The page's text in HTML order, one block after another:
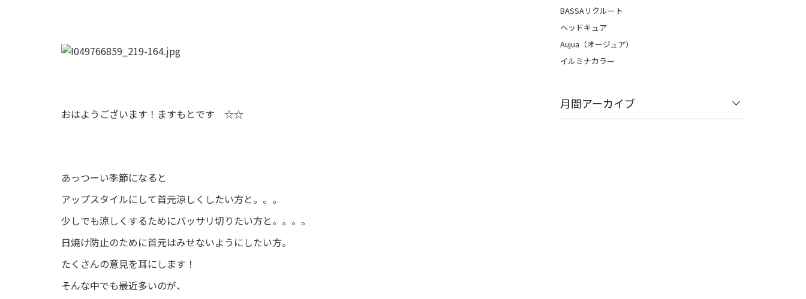
おはようございます！ますもとです ☆☆
あっつーい季節になると
アップスタイルにして首元涼しくしたい方と。。。
少しでも涼しくするためにバッサリ切りたい方と。。。。
日焼け防止のために首元はみせないようにしたい方。
たくさんの意見を耳にします！
そんな中でも最近多いのが、
BASSAリクルート
ヘッドキュア
Aujua（オージュア）
イルミナカラー
月間アーカイブ